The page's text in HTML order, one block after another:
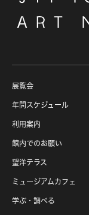
展覧会
年間スケジュール
利用案内
館内でのお願い
望洋テラス
ミュージアムカフェ
学ぶ・調べる